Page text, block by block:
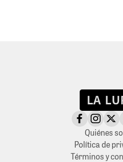
Quiénes
Política de
Términos y